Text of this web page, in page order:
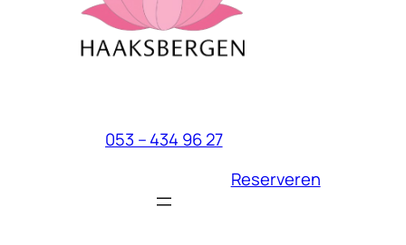
053 – 434 96 27
Reserveren